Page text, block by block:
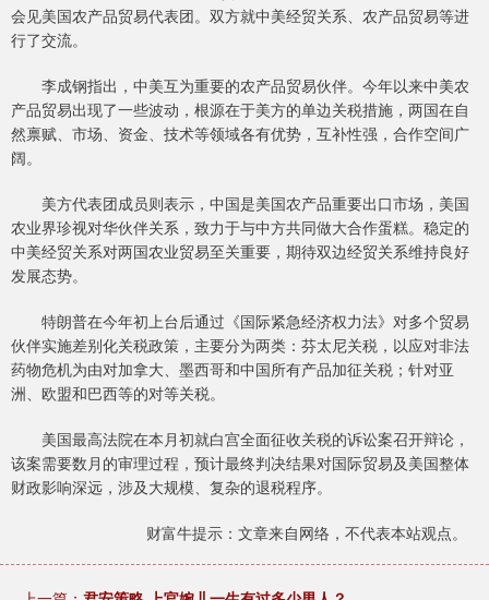
会见美国农产品贸易代表团。双方就中美经贸关系、农产品贸易等进
行了交流。
李成钢指出，中美互为重要的农产品贸易伙伴。今年以来中美农
产品贸易出现了一些波动，根源在于美方的单边关税措施，两国在自
然禀赋、市场、资金、技术等领域各有优势，互补性强，合作空间广
阔。
美方代表团成员则表示，中国是美国农产品重要出口市场，美国
农业界珍视对华伙伴关系，致力于与中方共同做大合作蛋糕。稳定的
中美经贸关系对两国农业贸易至关重要，期待双边经贸关系维持良好
发展态势。
特朗普在今年初上台后通过《国际紧急经济权力法》对多个贸易
伙伴实施差别化关税政策，主要分为两类：芬太尼关税，以应对非法
药物危机为由对加拿大、墨西哥和中国所有产品加征关税；针对亚
洲、欧盟和巴西等的对等关税。
美国最高法院在本月初就白宫全面征收关税的诉讼案召开辩论，
该案需要数月的审理过程，预计最终判决结果对国际贸易及美国整体
财政影响深远，涉及大规模、复杂的退税程序。
财富牛提示：文章来自网络，不代表本站观点。